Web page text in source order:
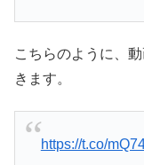
こちらのように、
きます。
https://t.co/